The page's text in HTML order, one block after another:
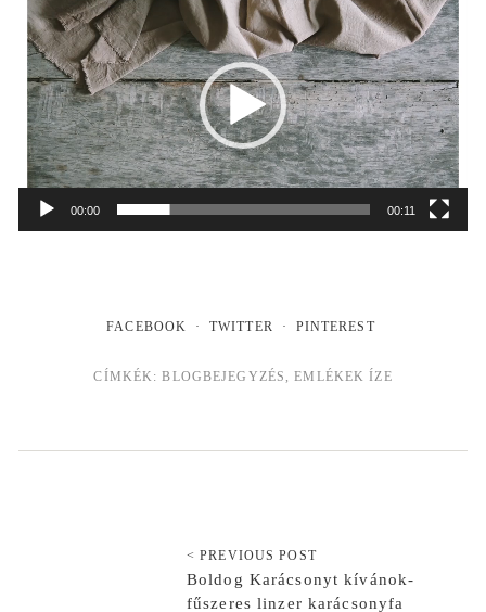
00:00 00:11
FACEBOOK TWITTER PINTEREST
CÍMKÉK:BLOGBEJEGYZÉS ,EMLÉKEK ÍZE
< PREVIOUS POST
Boldog Karácsonyt kívánok-
fűszeres linzer karácsonyfa